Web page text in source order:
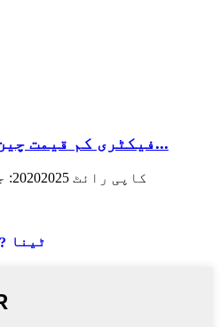
فیکٹری کم قیمت چین شاور بیس سینٹر...
© کاپی رائٹ 20202025: جملہ حقوق محفوظ ہیں۔
ٹینا